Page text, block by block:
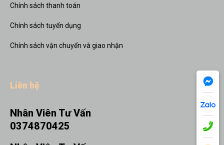
Chính sách thanh toán
Chính sách tuyển dụng
Chính sách vận chuyển và giao nhận
Liên hệ
Nhân Viên Tư Vấn
0374870425